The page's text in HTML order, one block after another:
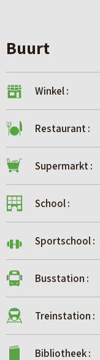
Buurt
Winkel :
Restaurant :
Supermarkt :
School :
Sportschool :
Busstation :
Treinstation :
Bibliotheek :